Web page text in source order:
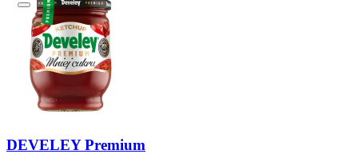
DEVELEY Premium